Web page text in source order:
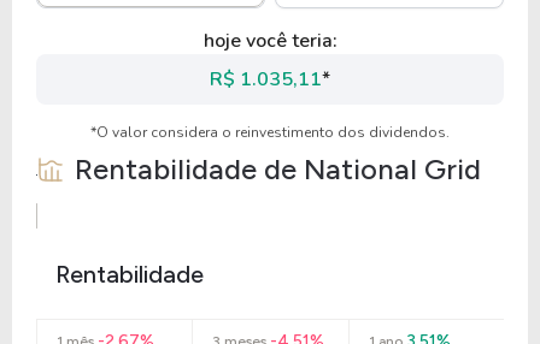
hoje você teria:
R$ 1.035,11*
*O valor considera o reinvestimento dos dividendos.
Rentabilidade de National Grid
Rentabilidade